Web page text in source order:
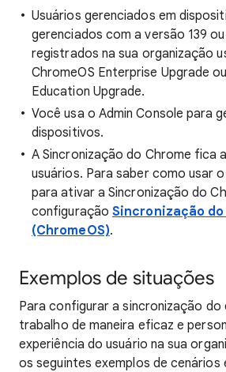
Usuários gerenciados em
gerenciados com a versão 139
registrados na sua organização
ChromeOS Enterprise Upgrade
Education Upgrade.
Você usa o Admin Console para
dispositivos.
A Sincronização do Chrome fica
usuários. Para saber como usar
para ativar a Sincronização do
configuraçãoSincronização do
(ChromeOS).
Exemplos de situações
Para configurar a sincronização do
trabalho de maneira eficaz e
experiência do usuário na sua
os seguintes exemplos de cenários